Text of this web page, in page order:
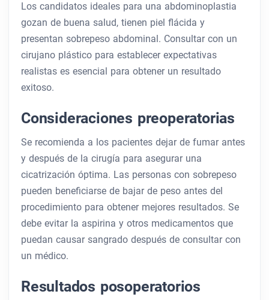
Los candidatos ideales para una abdominoplastia
gozan de buena salud, tienen piel flácida y
presentan sobrepeso abdominal. Consultar con un
cirujano plástico para establecer expectativas
realistas es esencial para obtener un resultado
exitoso.
Consideraciones preoperatorias
Se recomienda a los pacientes dejar de fumar antes
y después de la cirugía para asegurar una
cicatrización óptima. Las personas con sobrepeso
pueden beneficiarse de bajar de peso antes del
procedimiento para obtener mejores resultados. Se
debe evitar la aspirina y otros medicamentos que
puedan causar sangrado después de consultar con
un médico.
Resultados posoperatorios